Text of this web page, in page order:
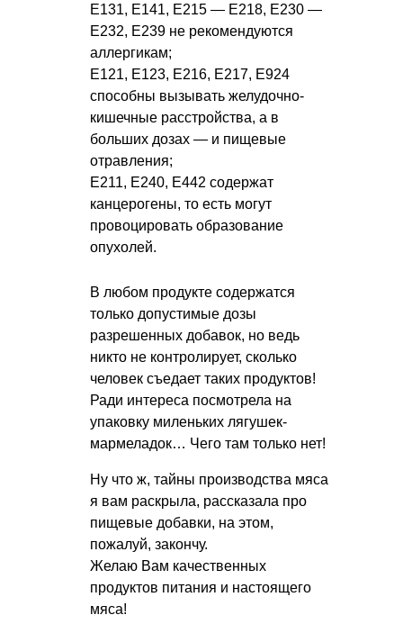
Е131, Е141, Е215 — Е218, Е230 —
Е232, Е239 не рекомендуются
аллергикам;
Е121, Е123, Е216, Е217, Е924
способны вызывать желудочно-
кишечные расстройства, а в
больших дозах — и пищевые
отравления;
Е211, Е240, Е442 содержат
канцерогены, то есть могут
провоцировать образование
опухолей.
В любом продукте содержатся
только допустимые дозы
разрешенных добавок, но ведь
никто не контролирует, сколько
человек съедает таких продуктов!
Ради интереса посмотрела на
упаковку миленьких лягушек-
мармеладок… Чего там только нет!
Ну что ж, тайны производства мяса
я вам раскрыла, рассказала про
пищевые добавки, на этом,
пожалуй, закончу.
Желаю Вам качественных
продуктов питания и настоящего
мяса!